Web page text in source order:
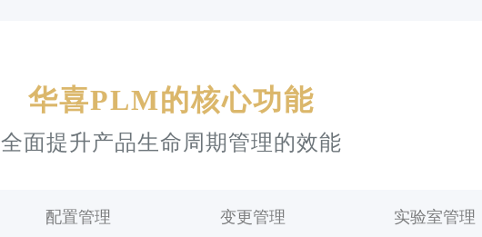
华喜PLM的核心功能
全面提升产品生命周期管理的效能
配置管理 变更管理 实验室管理